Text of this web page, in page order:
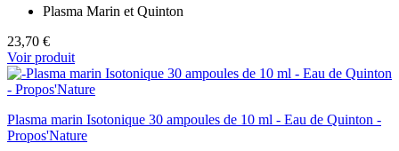
Plasma Marin et Quinton
23,70 €
Voir produit
Plasma marin Isotonique 30 ampoules de 10 ml - Eau de Quinton -
Propos'Nature